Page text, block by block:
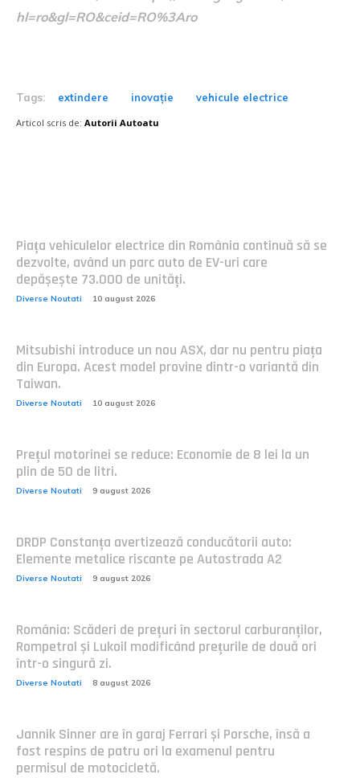
hl=ro&gl=RO&ceid=RO%3Aro
Tags: extindere inovație vehicule electrice
Articol scris de: Autorii Autoatu
Piața vehiculelor electrice din România continuă să se
dezvolte, având un parc auto de EV-uri care
depășește 73.000 de unități.
Diverse Noutati 10 august 2026
Mitsubishi introduce un nou ASX, dar nu pentru piața
din Europa. Acest model provine dintr-o variantă din
Taiwan.
Diverse Noutati 10 august 2026
Prețul motorinei se reduce: Economie de 8 lei la un
plin de 50 de litri.
Diverse Noutati 9 august 2026
DRDP Constanța avertizează conducătorii auto:
Elemente metalice riscante pe Autostrada A2
Diverse Noutati 9 august 2026
România: Scăderi de prețuri în sectorul carburanților,
Rompetrol și Lukoil modificând prețurile de două ori
într-o singură zi.
Diverse Noutati 8 august 2026
Jannik Sinner are în garaj Ferrari și Porsche, însă a
fost respins de patru ori la examenul pentru
permisul de motocicletă.